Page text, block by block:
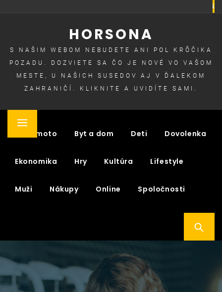
HORSONA
S NAŠIM WEBOM NEBUDETE ANI POL KRÔČIKA
POZADU. DOZVIETE SA ČO JE NOVÉ VO VAŠOM
MESTE, U NAŠICH SUSEDOV AJ V ĎALEKOM
ZAHRANIČÍ. KLIKNITE A UVIDÍTE SAMI.
Primary
Auto moto Byt a dom Deti Dovolenka
Ekonomika Hry Kultúra Lifestyle
Muži Nákupy Online Spoločnosti